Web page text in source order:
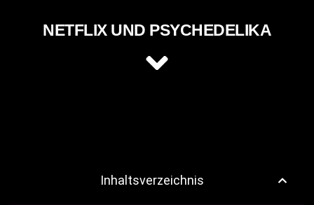
NETFLIX UND PSYCHEDELIKA
Inhaltsverzeichnis